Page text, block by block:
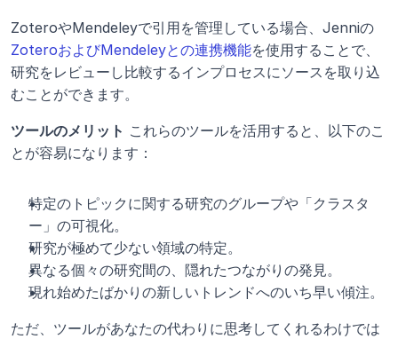
ZoteroやMendeleyで引用を管理している場合、Jenniの
ZoteroおよびMendeleyとの連携機能を使用することで、
研究をレビューし比較するインプロセスにソースを取り込
むことができます。
ツールのメリット これらのツールを活用すると、以下のこ
とが容易になります：
特定のトピックに関する研究のグループや「クラスタ
ー」の可視化。
研究が極めて少ない領域の特定。
異なる個々の研究間の、隠れたつながりの発見。
現れ始めたばかりの新しいトレンドへのいち早い傾注。
ただ、ツールがあなたの代わりに思考してくれるわけでは